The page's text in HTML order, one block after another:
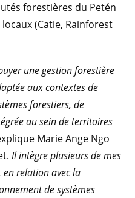
forestières du Petén
(Catie, Rainforest
une gestion forestière
aux contextes de
forestiers, de
au sein de territoires
Marie Ange Ngo
Il intègre plusieurs de mes
relation avec la
de systèmes